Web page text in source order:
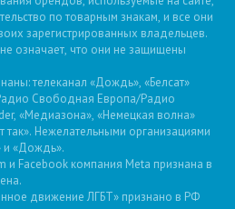
по товарным знакам, и все они
зарегистрированных владельцев.
означает, что они не защищены
телеканал «Дождь», «Белсат»
Свободная Европа/Радио
«Медиазона», «Немецкая волна»
так». Нежелательными организациями
и «Дождь».
и Facebook компания Metа признана в
движение ЛГБТ» признано в РФ